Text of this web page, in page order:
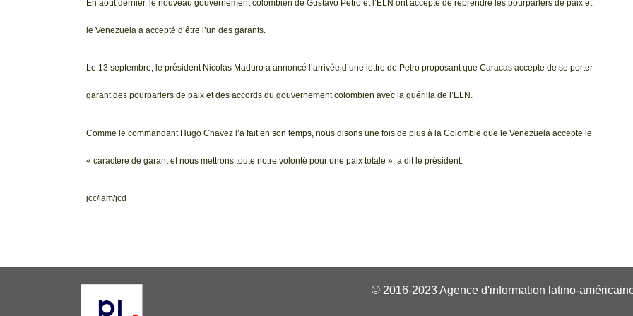
En août dernier, le nouveau gouvernement colombien de Gustavo Petro et l’ELN ont accepté de reprendre les pourparlers de paix et
le Venezuela a accepté d’être l’un des garants.
Le 13 septembre, le président Nicolas Maduro a annoncé l’arrivée d’une lettre de Petro proposant que Caracas accepte de se porter
garant des pourparlers de paix et des accords du gouvernement colombien avec la guérilla de l’ELN.
Comme le commandant Hugo Chavez l’a fait en son temps, nous disons une fois de plus à la Colombie que le Venezuela accepte le
« caractère de garant et nous mettrons toute notre volonté pour une paix totale », a dit le président.
jcc/lam/jcd
© 2016-2023 Agence d'information latino-